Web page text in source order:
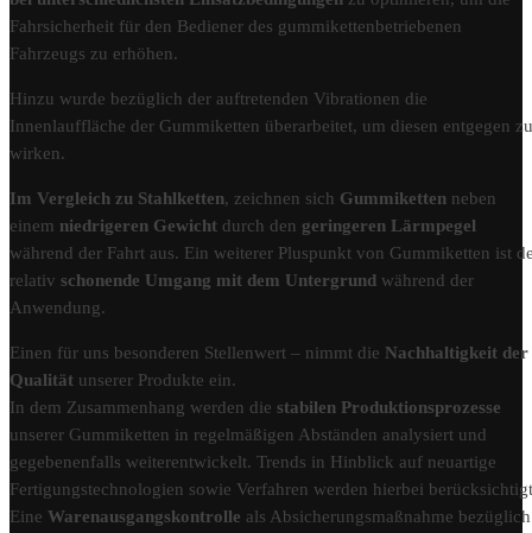
Fahrsicherheit für den Bediener des gummikettenbetriebenen
Fahrzeugs zu erhöhen.
Hinzu wurde bezüglich der auftretenden Vibrationen die
Innenlauffläche der Gummiketten überarbeitet, um diesen entgegen zu
wirken.
Im Vergleich zu Stahlketten, zeichnen sich Gummiketten neben
einem niedrigeren Gewicht durch den geringeren Lärmpegel
während der Fahrt aus. Ein weiterer Pluspunkt von Gummiketten ist
relativ schonende Umgang mit dem Untergrund während der
Anwendung.
Einen für uns besonderen Stellenwert – nimmt die Nachhaltigkeit der
Qualität unserer Produkte ein.
In dem Zusammenhang werden die stabilen Produktionsprozesse
unserer Gummiketten in regelmäßigen Abständen analysiert und
gegebenenfalls weiterentwickelt. Trends in Hinblick auf neuartige
Fertigungstechnologien sowie Verfahren werden hierbei
Eine Warenausgangskontrolle als Absicherungsmaßnahme bezüglich